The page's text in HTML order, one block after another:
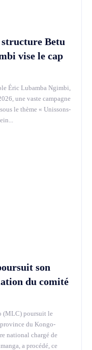
structure Betu
vise le cap
Éric Lubamba Ngimbi,
une vaste campagne
le thème « Unissons-
son
du comité
(MLC) poursuit le
du Kongo-
national chargé de
a procédé, ce